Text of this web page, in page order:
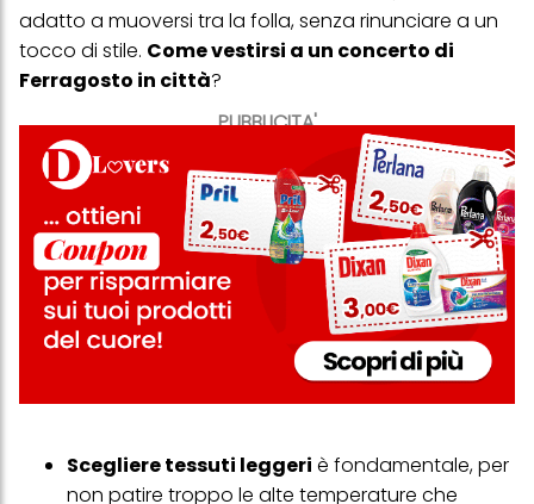
PUBBLICITA'
adatto a muoversi tra la folla, senza rinunciare a un
tocco di stile. Come vestirsi a un concerto di
Ferragosto in città?
Scegliere tessuti leggeri è fondamentale, per
non patire troppo le alte temperature che